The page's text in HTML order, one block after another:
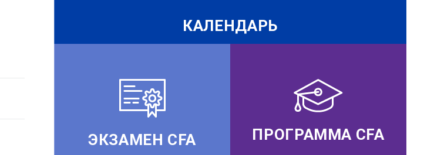
КАЛЕНДАРЬ
ЭКЗАМЕН CFA ПРОГРАММА CFA